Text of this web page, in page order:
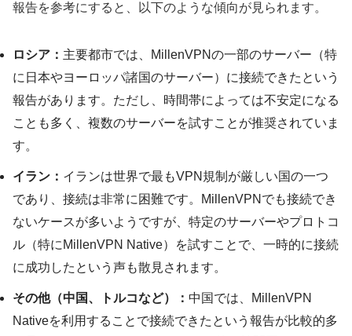
報告を参考にすると、以下のような傾向が見られます。
ロシア： 主要都市では、MillenVPNの一部のサーバー（特
に日本やヨーロッパ諸国のサーバー）に接続できたという
報告があります。ただし、時間帯によっては不安定になる
ことも多く、複数のサーバーを試すことが推奨されていま
す。
イラン： イランは世界で最もVPN規制が厳しい国の一つ
であり、接続は非常に困難です。MillenVPNでも接続でき
ないケースが多いようですが、特定のサーバーやプロトコ
ル（特にMillenVPN Native）を試すことで、一時的に接続
に成功したという声も散見されます。
その他（中国、トルコなど）： 中国では、MillenVPN
Nativeを利用することで接続できたという報告が比較的多